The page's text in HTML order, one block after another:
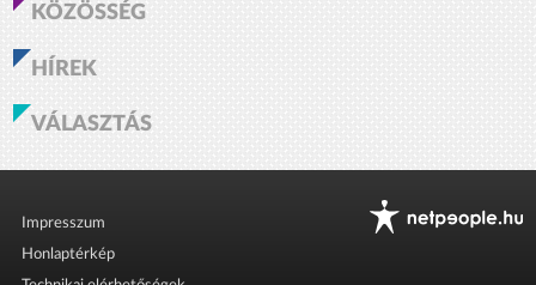
KÖZÖSSÉG
HÍREK
VÁLASZTÁS
Impresszum
Honlaptérkép